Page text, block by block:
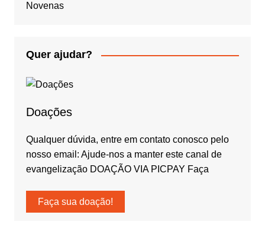
Novenas
Quer ajudar?
Doações
Qualquer dúvida, entre em contato conosco pelo
nosso email: Ajude-nos a manter este canal de
evangelização DOAÇÃO VIA PICPAY Faça
Faça sua doação!